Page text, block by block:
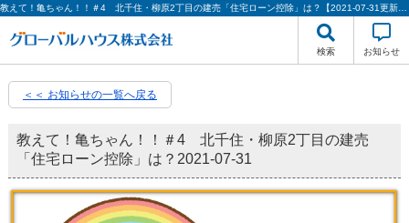
検索 お知らせ
＜＜ お知らせの一覧へ戻る
教えて！亀ちゃん！！＃4 北千住・柳原2丁目の建売
「住宅ローン控除」は？ 2021-07-31